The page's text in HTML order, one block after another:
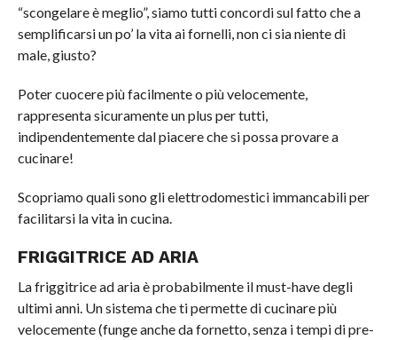
“scongelare è meglio”, siamo tutti concordi sul fatto che a
semplificarsi un po’ la vita ai fornelli, non ci sia niente di
male, giusto?
Poter cuocere più facilmente o più velocemente,
rappresenta sicuramente un plus per tutti,
indipendentemente dal piacere che si possa provare a
cucinare!
Scopriamo quali sono gli elettrodomestici immancabili per
facilitarsi la vita in cucina.
FRIGGITRICE AD ARIA
La friggitrice ad aria è probabilmente il must-have degli
ultimi anni. Un sistema che ti permette di cucinare più
velocemente (funge anche da fornetto, senza i tempi di pre-